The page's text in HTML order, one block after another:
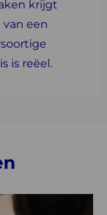
krijgt
een
is reëel.